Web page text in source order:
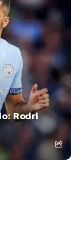
Rodri